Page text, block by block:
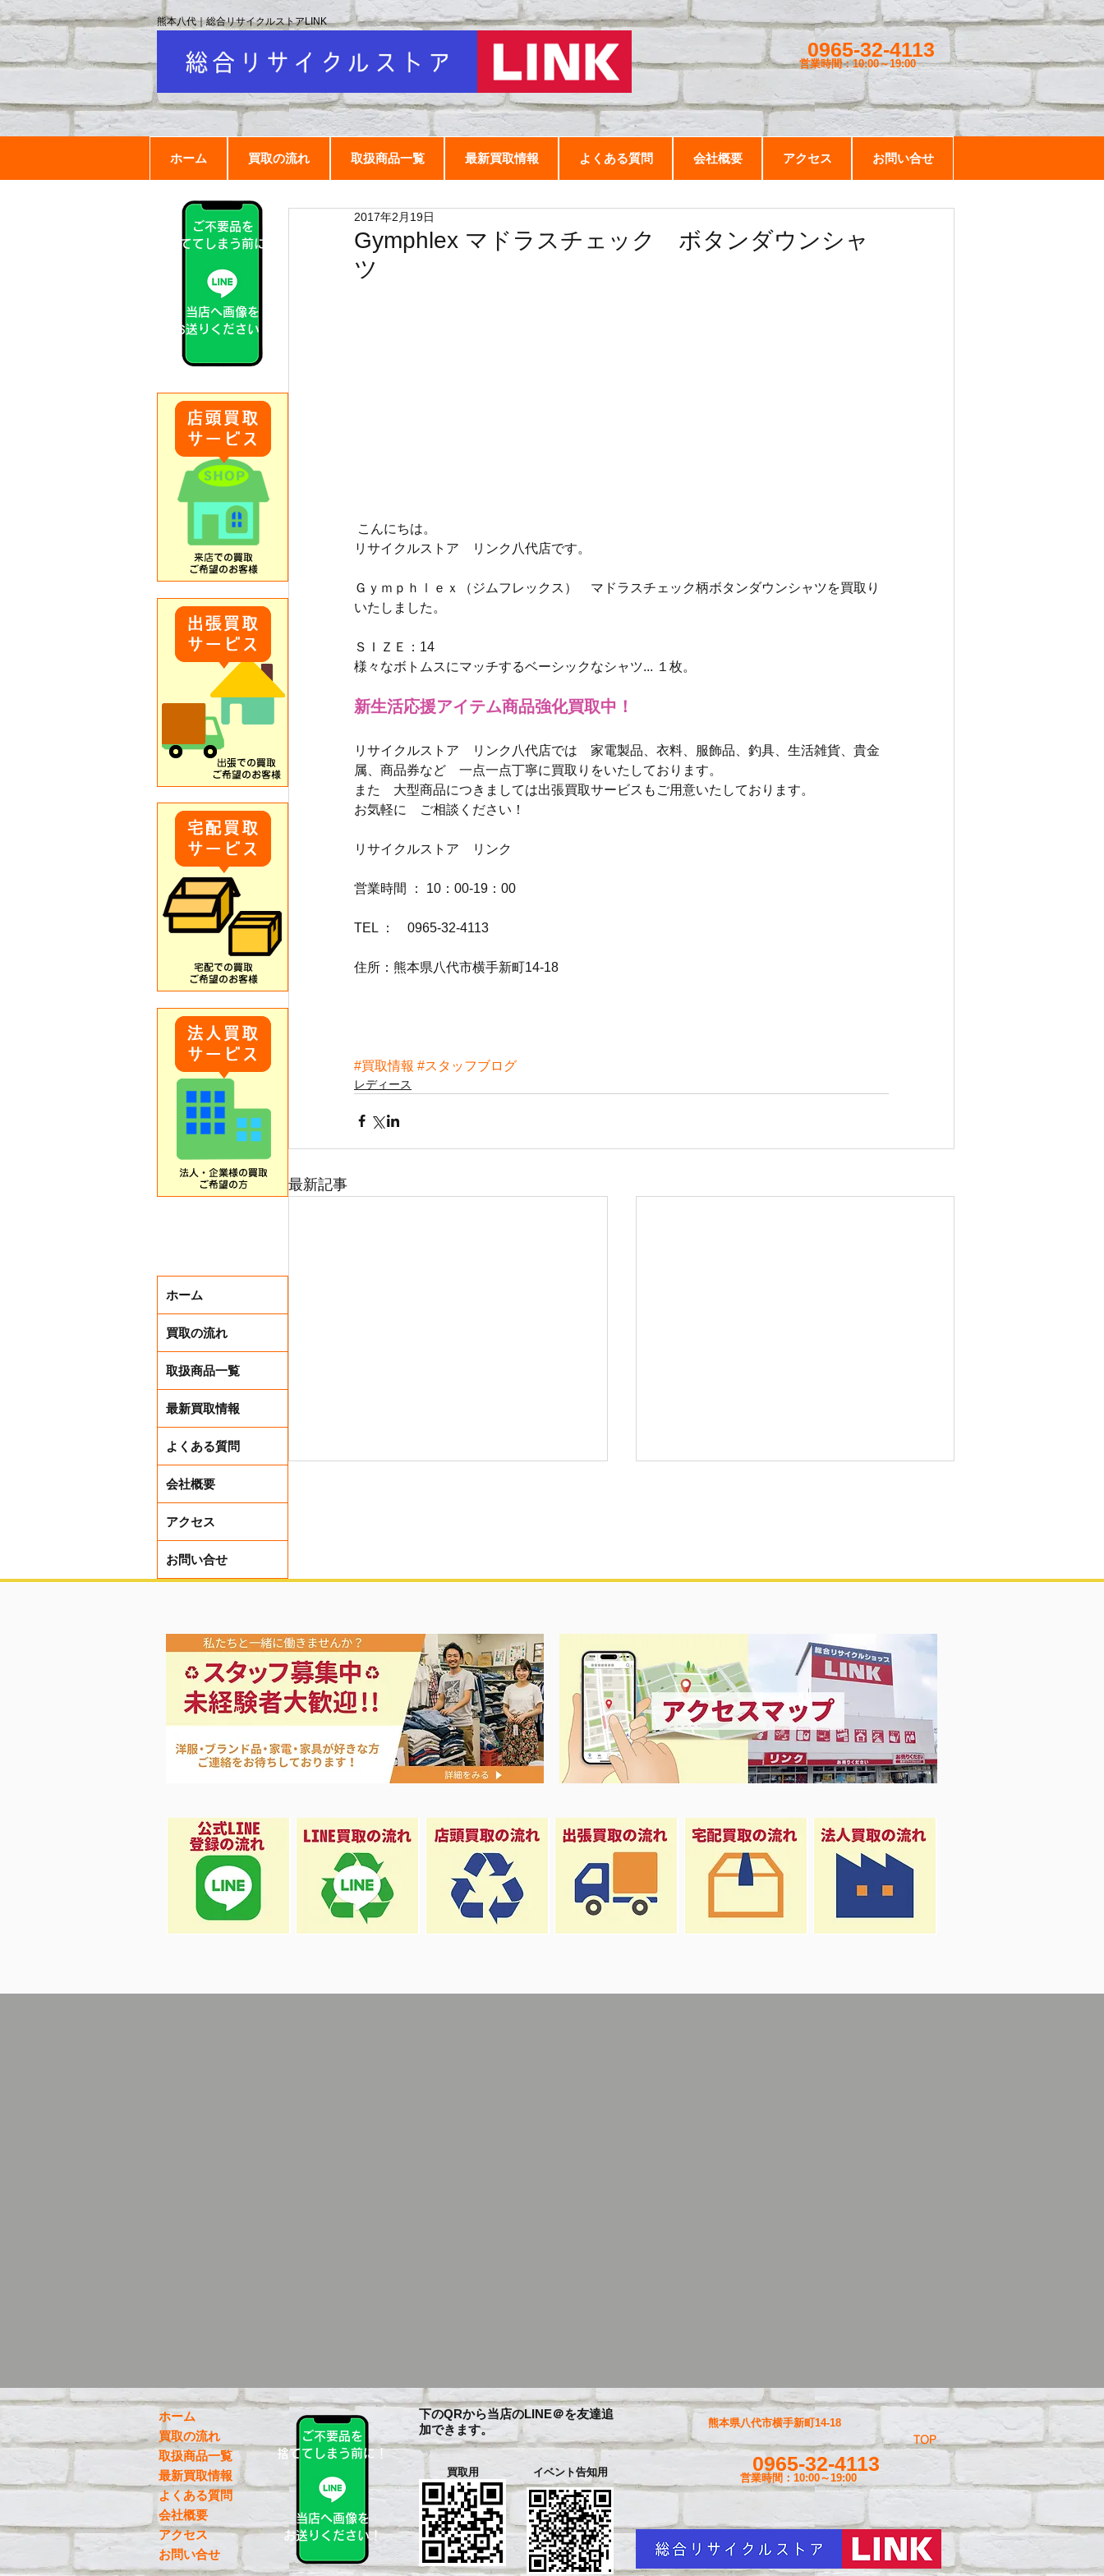
0965-32-4113
営業時間：10:00～19:00
ホーム 買取の流れ 取扱商品一覧 最新買取情報 よくある質問 会社概要 アクセス お問い合せ
熊本八代｜総合リサイクルストアLINK
Gymphlex マドラスチェック ボタンダウンシャ
ツ
2017年2月19日
こんにちは。
リサイクルストア　リンク八代店です。
Ｇｙｍｐｈｌｅｘ（ジムフレックス）　マドラスチェック柄ボタンダウンシャツを買取り
いたしました。
ＳＩＺＥ：14
様々なボトムスにマッチするベーシックなシャツ... １枚。
新生活応援アイテム商品強化買取中！
リサイクルストア　リンク八代店では　家電製品、衣料、服飾品、釣具、生活雑貨、貴金
属、商品券など　一点一点丁寧に買取りをいたしております。
また　大型商品につきましては出張買取サービスもご用意いたしております。
お気軽に　ご相談ください！
リサイクルストア　リンク
営業時間 ： 10：00-19：00
TEL ：　0965-32-4113
住所：熊本県八代市横手新町14-18
#買取情報 #スタッフブログ
レディース
最新記事
レディース春夏物衣料強化買取中‼️
ナイキ＆X-Girl 衣料＆スニーカー大量入
荷
ホーム
買取の流れ
取扱商品一覧
最新買取情報
よくある質問
会社概要
アクセス
お問い合せ
ご不要品を
捨ててしまう前に！
当店へ画像を
お送りください！
ホーム
買取の流れ
取扱商品一覧
最新買取情報
よくある質問
会社概要
アクセス
お問い合せ
ご不要品を
捨ててしまう前に！
当店へ画像を
お送りください！
下のQRから当店のLINE＠を友達追
加できます。
買取用 イベント告知用
TOP
0965-32-4113
営業時間：10:00～19:00
熊本県八代市横手新町14-18